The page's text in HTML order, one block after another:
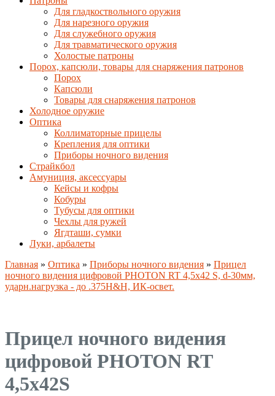
Для гладкоствольного оружия
Для нарезного оружия
Для служебного оружия
Для травматического оружия
Холостые патроны
Порох, капсюли, товары для снаряжения патронов
Порох
Капсюли
Товары для снаряжения патронов
Холодное оружие
Оптика
Коллиматорные прицелы
Крепления для оптики
Приборы ночного видения
Страйкбол
Амуниция, аксессуары
Кейсы и кофры
Кобуры
Тубусы для оптики
Чехлы для ружей
Ягдташи, сумки
Луки, арбалеты
Главная » Оптика » Приборы ночного видения » Прицел
ночного видения цифровой PHOTON RT 4,5x42 S, d-30мм,
ударн.нагрузка - до .375H&H, ИК-освет.
Прицел ночного видения
цифровой PHOTON RT
4,5x42S